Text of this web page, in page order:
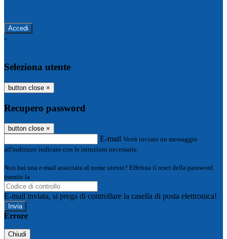
-
Seleziona utente
button close ×
Recupero password
button close ×
E-mail Verrà inviato un messaggio
all'indirizzo indicato con le istruzioni necessarie.
Non hai una e-mail associata al nome utente? Effettua il reset della password
tramite la
E-mail inviata, si prega di controllare la casella di posta elettronica!
Errore
Chiudi